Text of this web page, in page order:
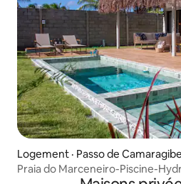
Logement · Passo de Camaragibe
Praia do Marceneiro-Piscine-